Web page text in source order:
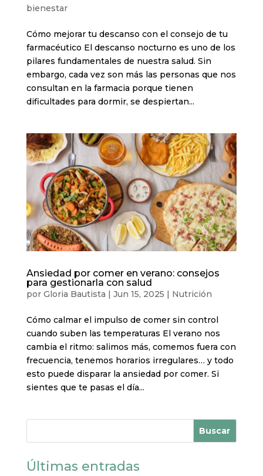
bienestar
Cómo mejorar tu descanso con el consejo de tu
farmacéutico El descanso nocturno es uno de los
pilares fundamentales de nuestra salud. Sin
embargo, cada vez son más las personas que nos
consultan en la farmacia porque tienen
dificultades para dormir, se despiertan...
Ansiedad por comer en verano: consejos
para gestionarla con salud
por Gloria Bautista | Jun 15, 2025 | Nutrición
Cómo calmar el impulso de comer sin control
cuando suben las temperaturas El verano nos
cambia el ritmo: salimos más, comemos fuera con
frecuencia, tenemos horarios irregulares… y todo
esto puede disparar la ansiedad por comer. Si
sientes que te pasas el día...
Buscar
Últimas entradas